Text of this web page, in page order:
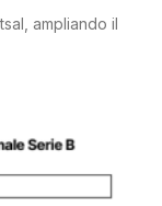
ampliando il